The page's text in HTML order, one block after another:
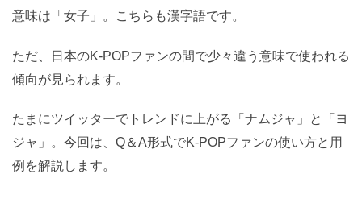
意味は「女子」。こちらも漢字語です。
ただ、日本のK-POPファンの間で少々違う意味で使われる
傾向が見られます。
たまにツイッターでトレンドに上がる「ナムジャ」と「ヨ
ジャ」。今回は、Q＆A形式でK-POPファンの使い方と用
例を解説します。